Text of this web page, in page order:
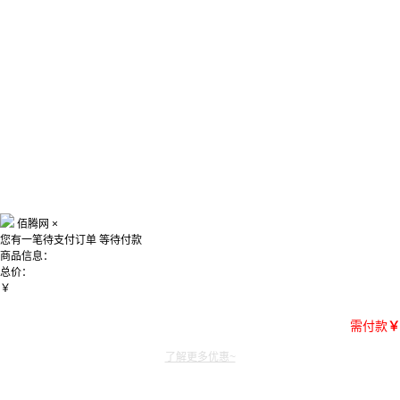
佰腾网 ×
您有一笔待支付订单 等待付款
商品信息：
总价：
￥
需付款￥
了解更多优惠~